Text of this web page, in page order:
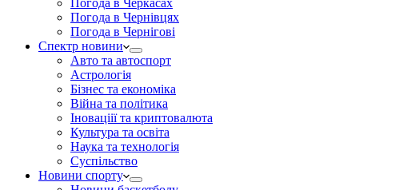
Погода в Черкасах
Погода в Чернівцях
Погода в Чернігові
Спектр новини
Авто та автоспорт
Астрологія
Бізнес та економіка
Війна та політика
Іноваціії та криптовалюта
Культура та освіта
Наука та технологія
Суспільство
Новини спорту